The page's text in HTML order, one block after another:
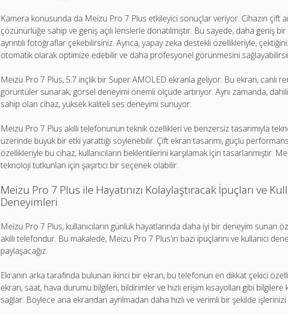
Kamera konusunda da Meizu Pro 7 Plus etkileyici sonuçlar veriyor. Cihazın çift
çözünürlüğe sahip ve geniş açılı lenslerle donatılmıştır. Bu sayede, daha geniş
ayrıntılı fotoğraflar çekebilirsiniz. Ayrıca, yapay zeka destekli özellikleriyle,
otomatik olarak optimize edebilir ve daha profesyonel görünmesini
Meizu Pro 7 Plus, 5.7 inçlik bir Super AMOLED ekranla geliyor. Bu ekran, canlı
görüntüler sunarak, görsel deneyimi önemli ölçüde artırıyor. Aynı zamanda,
sahip olan cihaz, yüksek kaliteli ses deneyimi sunuyor.
Meizu Pro 7 Plus akıllı telefonunun teknik özellikleri ve benzersiz tasarımıyla
üzerinde büyük bir etki yarattığı söylenebilir. Çift ekran tasarımı, güçlü
özellikleriyle bu cihaz, kullanıcıların beklentilerini karşılamak için tasarlanmıştır.
teknoloji tutkunları için şaşırtıcı bir seçenek olabilir.
Meizu Pro 7 Plus ile Hayatınızı Kolaylaştıracak İpuçları ve
Deneyimleri
Meizu Pro 7 Plus, kullanıcıların günlük hayatlarında daha iyi bir deneyim sunan
akıllı telefondur. Bu makalede, Meizu Pro 7 Plus'ın bazı ipuçlarını ve kullanıcı
paylaşacağız.
Ekranın arka tarafında bulunan ikinci bir ekran, bu telefonun en dikkat çekici
ekran, saat, hava durumu bilgileri, bildirimler ve hızlı erişim kısayolları gibi
sağlar. Böylece ana ekrandan ayrılmadan daha hızlı ve verimli bir şekilde